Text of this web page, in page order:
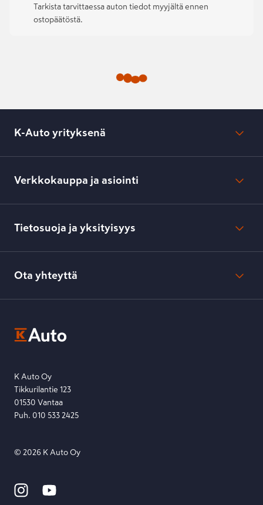
Tarkista tarvittaessa auton tiedot myyjältä ennen
ostopäätöstä.
K-Auto yrityksenä
Lehdistötiedotteet
Toimipisteiden yhteystiedot
Verkkokauppa ja asiointi
Toimitustavat ja -kulut
Verkkokaupan peruuttamisilmoitus
Saavutettavuus
Tietosuoja ja yksityisyys
Kesko-konsernin verkkoselailurekisteri
K-Ryhmän evästekäytännöt
Ota yhteyttä
Etsi toimipiste
K Auto Oy
Tikkurilantie 123
01530 Vantaa
Puh. 010 533 2425
© 2026 K Auto Oy